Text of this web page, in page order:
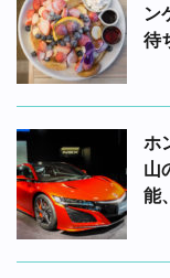
ン
待
ホ
山
能